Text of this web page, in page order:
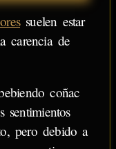
suelen estar
carencia de
coñac
sentimientos
pero debido a